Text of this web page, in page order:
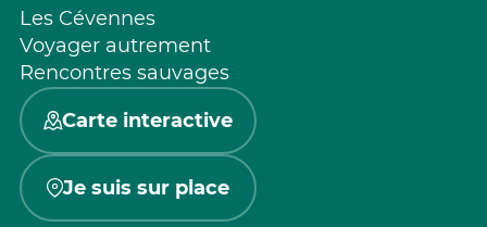
Les Cévennes
Voyager autrement
Rencontres sauvages
Carte interactive
Je suis sur place